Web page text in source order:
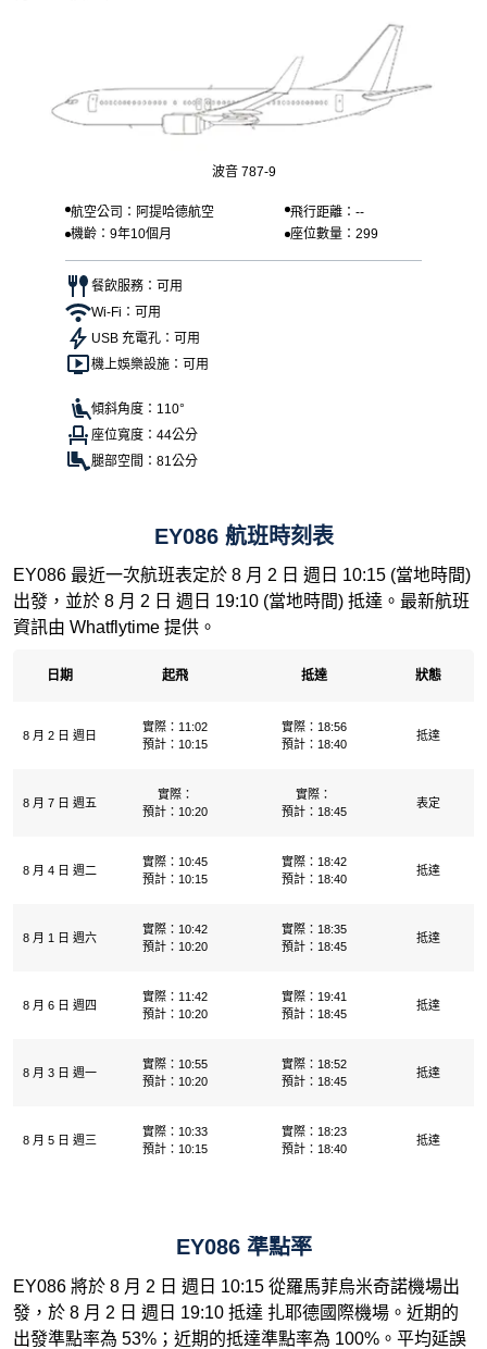
波音 787-9
航空公司：阿提哈德航空
飛行距離：--
機齡：9年10個月
座位數量：299
餐飲服務：可用
Wi-Fi：可用
USB 充電孔：可用
機上娛樂設施：可用
傾斜角度：110°
座位寬度：44公分
腿部空間：81公分
EY086 航班時刻表
EY086 最近一次航班表定於 8 月 2 日 週日 10:15 (當地時間)
出發，並於 8 月 2 日 週日 19:10 (當地時間) 抵達。最新航班
資訊由 Whatflytime 提供。
日期 起飛 抵達 狀態
8 月 2 日 週日
實際：11:02
預計：10:15
實際：18:56
預計：18:40
抵達
8 月 7 日 週五
實際：
預計：10:20
實際：
預計：18:45
表定
8 月 4 日 週二
實際：10:45
預計：10:15
實際：18:42
預計：18:40
抵達
8 月 1 日 週六
實際：10:42
預計：10:20
實際：18:35
預計：18:45
抵達
8 月 6 日 週四
實際：11:42
預計：10:20
實際：19:41
預計：18:45
抵達
8 月 3 日 週一
實際：10:55
預計：10:20
實際：18:52
預計：18:45
抵達
8 月 5 日 週三
實際：10:33
預計：10:15
實際：18:23
預計：18:40
抵達
EY086 準點率
EY086 將於 8 月 2 日 週日 10:15 從羅馬菲烏米奇諾機場出
發，於 8 月 2 日 週日 19:10 抵達 扎耶德國際機場。近期的
出發準點率為 53%；近期的抵達準點率為 100%。平均延誤